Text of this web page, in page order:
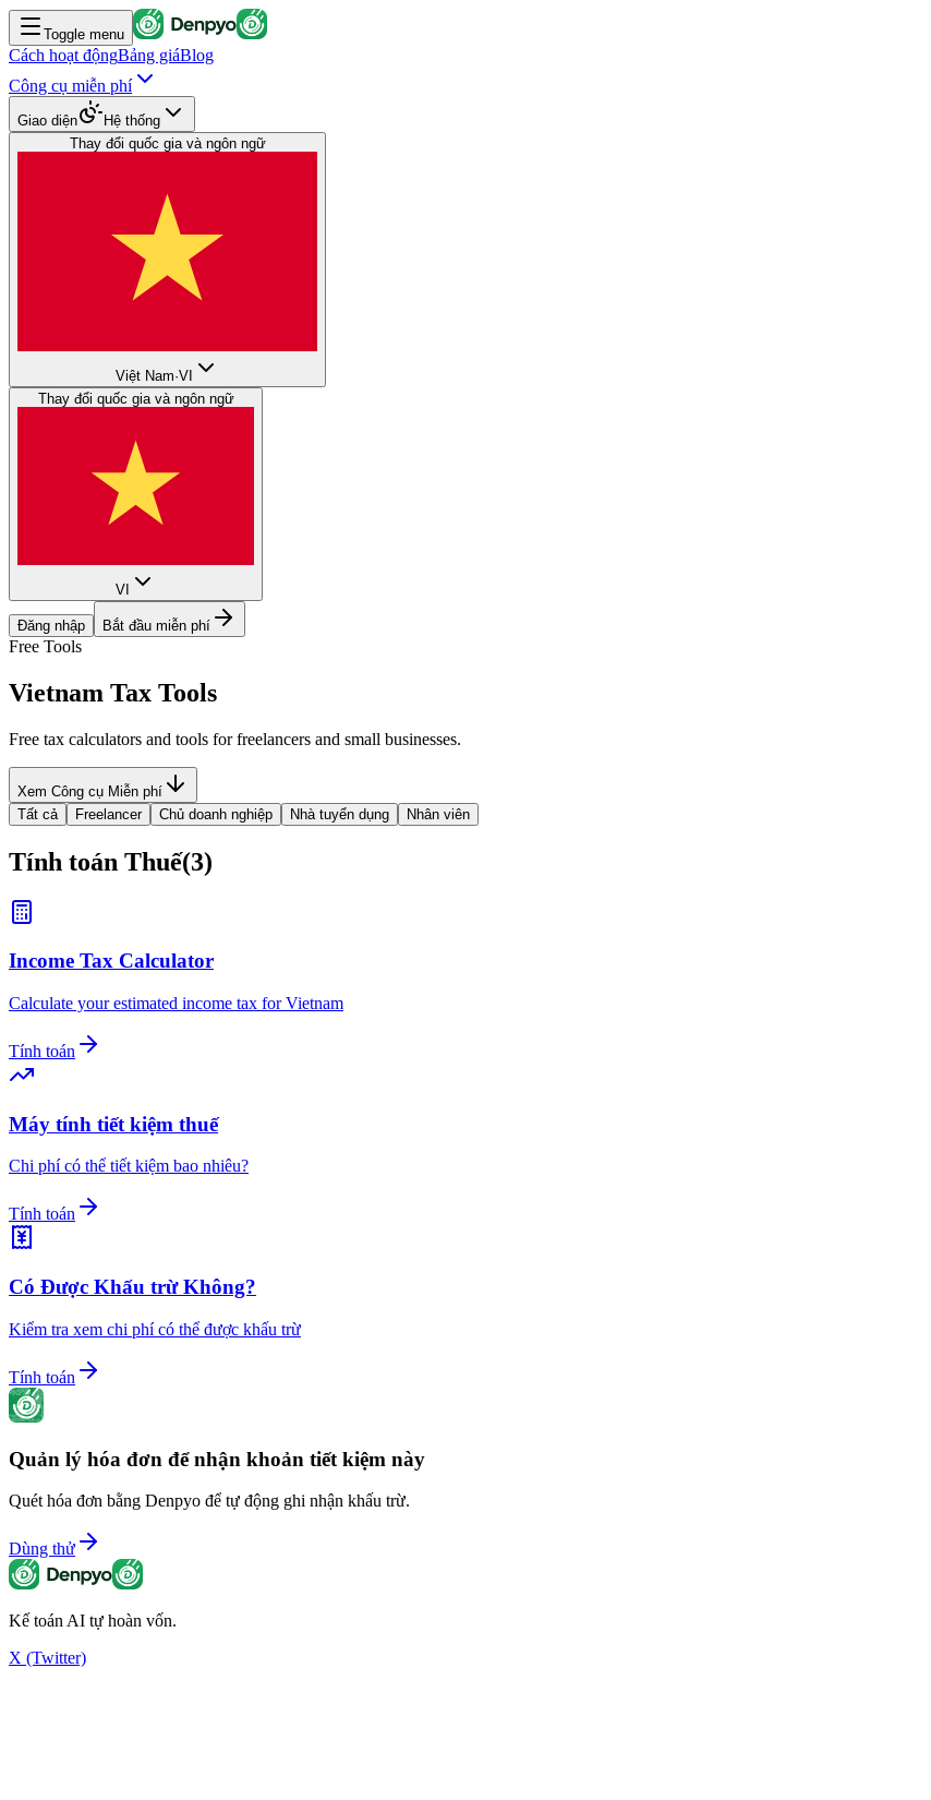
Toggle menu
Cách hoạt độngBảng giáBlog
Công cụ miễn phí
Giao diện
Hệ thống
Thay đổi quốc gia và ngôn ngữ
Việt Nam·VI
Thay đổi quốc gia và ngôn ngữ
VI
Đăng nhập Bắt đầu miễn phí
Free Tools
Vietnam Tax Tools
Free tax calculators and tools for freelancers and small businesses.
Xem Công cụ Miễn phí
Tất cả
Freelancer Chủ doanh nghiệp Nhà tuyển dụng Nhân viên
Tính toán Thuế(3)
Income Tax Calculator
Calculate your estimated income tax for Vietnam
Tính toán
Máy tính tiết kiệm thuế
Chi phí có thể tiết kiệm bao nhiêu?
Tính toán
Có Được Khấu trừ Không?
Kiểm tra xem chi phí có thể được khấu trừ
Tính toán
Quản lý hóa đơn để nhận khoản tiết kiệm này
Quét hóa đơn bằng Denpyo để tự động ghi nhận khấu trừ.
Dùng thử
Kế toán AI tự hoàn vốn.
X (Twitter)